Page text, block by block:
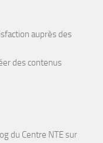
auprès des
des contenus
du Centre NTEsur